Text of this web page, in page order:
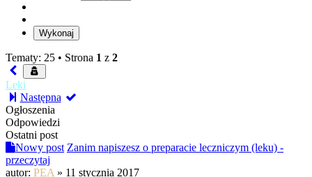
Tematy: 25 • Strona 1 z 2
Leki
Następna
Ogłoszenia
Odpowiedzi
Ostatni post
Nowy post Zanim napiszesz o preparacie leczniczym (leku) -
przeczytaj
autor: PEA » 11 stycznia 2017